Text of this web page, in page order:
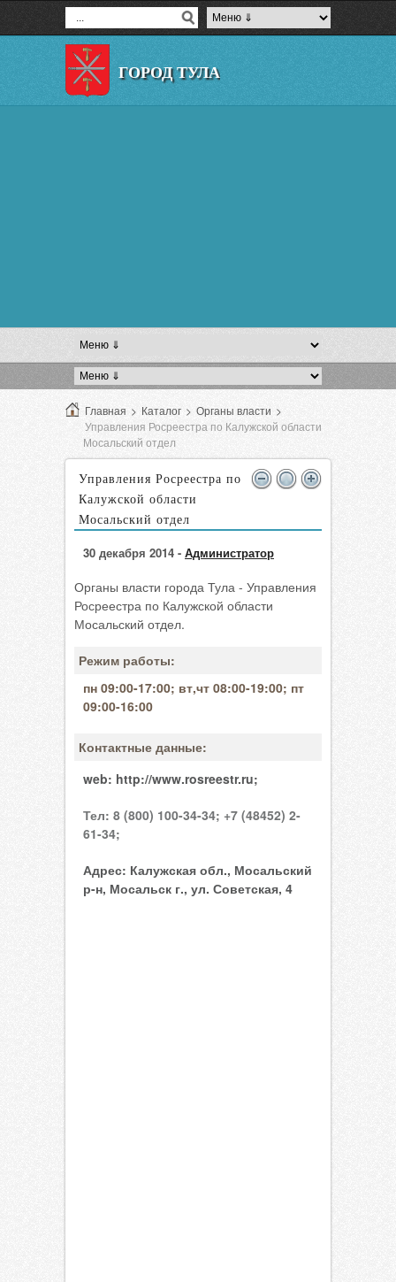
ГОРОД ТУЛА
Главная > Каталог > Органы власти >
Управления Росреестра по Калужской области
Мосальский отдел
Управления Росреестра по
Калужской области
Мосальский отдел
30 декабря 2014 - Администратор
Органы власти города Тула - Управления
Росреестра по Калужской области
Мосальский отдел.
Режим работы:
пн 09:00-17:00; вт,чт 08:00-19:00; пт
09:00-16:00
Контактные данные:
web: http://www.rosreestr.ru;
Тел: 8 (800) 100-34-34; +7 (48452) 2-
61-34;
Адрес: Калужская обл., Мосальский
р-н, Мосальск г., ул. Советская, 4